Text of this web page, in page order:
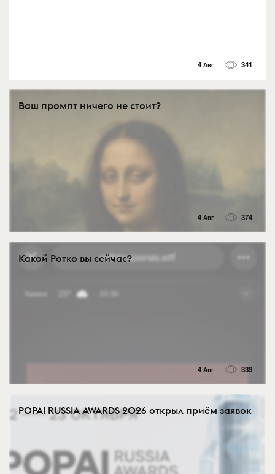
4 Авг 341
Ваш промпт ничего не стоит?
4 Авг 374
Какой Ротко вы сейчас?
4 Авг 339
POPAI RUSSIA AWARDS 2026 открыл приём заявок